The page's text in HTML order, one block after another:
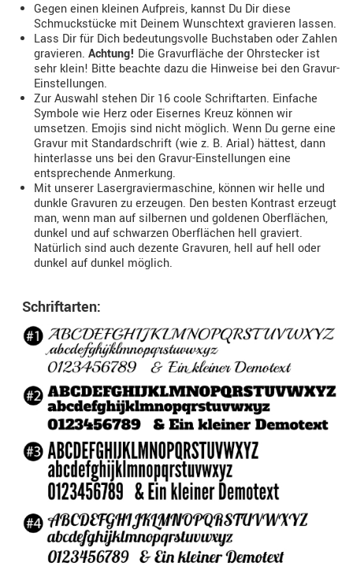
Gegen einen kleinen Aufpreis, kannst Du Dir diese
Schmuckstücke mit Deinem Wunschtext gravieren lassen.
Lass Dir für Dich bedeutungsvolle Buchstaben oder Zahlen
gravieren. Achtung! Die Gravurfläche der Ohrstecker ist
sehr klein! Bitte beachte dazu die Hinweise bei den Gravur-
Einstellungen.
Zur Auswahl stehen Dir 16 coole Schriftarten. Einfache
Symbole wie Herz oder Eisernes Kreuz können wir
umsetzen. Emojis sind nicht möglich. Wenn Du gerne eine
Gravur mit Standardschrift (wie z. B. Arial) hättest, dann
hinterlasse uns bei den Gravur-Einstellungen eine
entsprechende Anmerkung.
Mit unserer Lasergraviermaschine, können wir helle und
dunkle Gravuren zu erzeugen. Den besten Kontrast erzeugt
man, wenn man auf silbernen und goldenen Oberflächen,
dunkel und auf schwarzen Oberflächen hell graviert.
Natürlich sind auch dezente Gravuren, hell auf hell oder
dunkel auf dunkel möglich.
Schriftarten: